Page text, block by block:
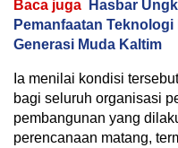
Baca juga
Hasbar
Pemanfaatan
Generasi Muda Kaltim
Ia menilai kondisi
bagi seluruh organisasi
pembangunan yang
perencanaan matang,